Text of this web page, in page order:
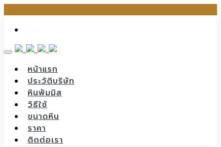
content
หน้าแรก
ประวัติบริษัท
หินพัมมิส
วิธีใช้
ขนาดหิน
ราคา
ติดต่อเรา